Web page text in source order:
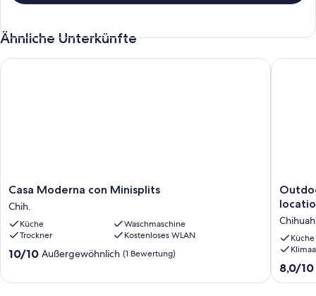
Ähnliche Unterkünfte
Casa
Moderna
con
Minisplits
Chih.
Casa Moderna con Minisplits
Chih.
Küche
Waschmaschine
Trockner
Kostenloses WLAN
10.0
10/10 Außergewöhnlich (1 Bewertung)
Casa Moderna con Minisplits
Jacuzzi
FirePit
and
perfect
location
Küche
8.0
von
8,0/10